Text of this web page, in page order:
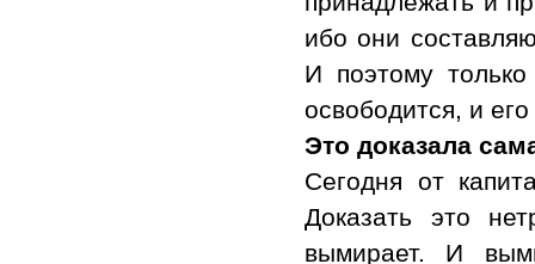
ибо они
И поэтому
освободится, и
Это доказала
Сегодня от
Доказать это
вымирает. И